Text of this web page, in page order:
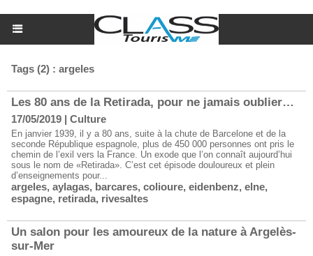
Tags (2) : argeles
Les 80 ans de la Retirada, pour ne jamais oublier…
17/05/2019 | Culture
En janvier 1939, il y a 80 ans, suite à la chute de Barcelone et de la
seconde République espagnole, plus de 450 000 personnes ont pris le
chemin de l’exil vers la France. Un exode que l’on connaît aujourd’hui
sous le nom de «Retirada». C’est cet épisode douloureux et plein
d’enseignements pour...
argeles, aylagas, barcares, colioure, eidenbenz, elne,
espagne, retirada, rivesaltes
Un salon pour les amoureux de la nature à Argelès-
sur-Mer